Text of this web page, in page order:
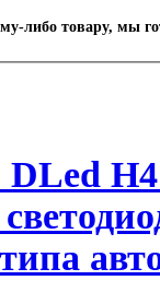
либо товару, мы
H4